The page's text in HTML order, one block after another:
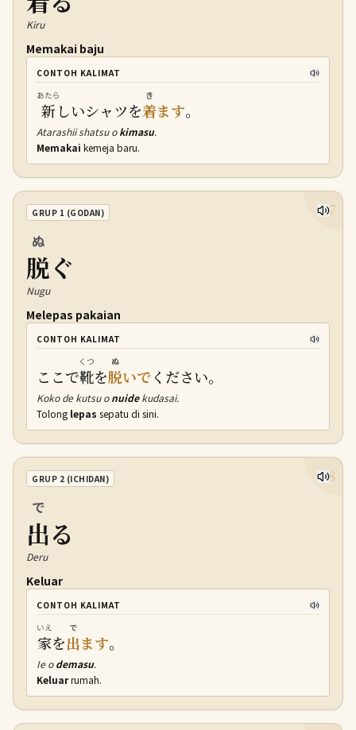
Kiru
Memakai baju
CONTOH KALIMAT
新
あたら
しいシャツを着
き
ます。
Atarashii shatsu okimasu.
Memakai kemeja baru.
7
GRUP 1 (GODAN)
脱
ぬ
ぐ
Nugu
Melepas pakaian
CONTOH KALIMAT
ここで靴
くつ
を脱
ぬ
いでください。
Koko de kutsu onuidekudasai.
Tolong lepas sepatu di sini.
8
GRUP 2 (ICHIDAN)
出
で
る
Deru
Keluar
CONTOH KALIMAT
家
いえ
を出
で
ます。
Ie odemasu.
Keluarrumah.